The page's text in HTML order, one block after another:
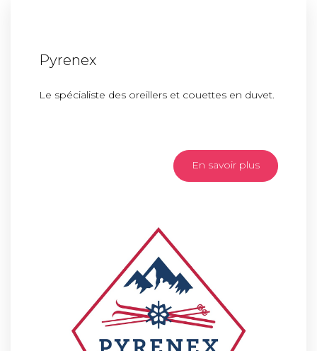
Pyrenex
Le spécialiste des oreillers et couettes en duvet.
En savoir plus